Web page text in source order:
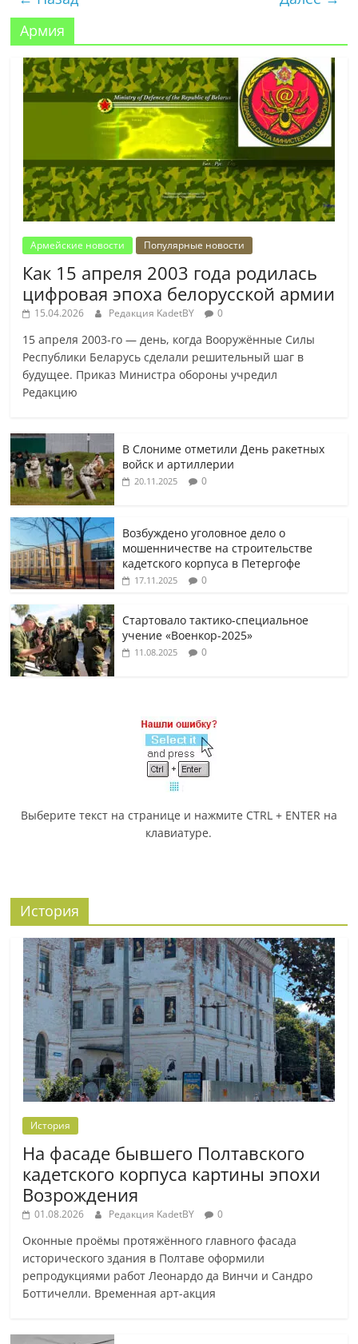
Армия
Армейские новости Популярные новости
Как 15 апреля 2003 года родилась
цифровая эпоха белорусской армии
15.04.2026 Редакция KadetBY 0
15 апреля 2003-го — день, когда Вооружённые Силы
Республики Беларусь сделали решительный шаг в
будущее. Приказ Министра обороны учредил
Редакцию
В Слониме отметили День ракетных
войск и артиллерии
20.11.2025 0
Возбуждено уголовное дело о
мошенничестве на строительстве
кадетского корпуса в Петергофе
17.11.2025 0
Стартовало тактико-специальное
учение «Военкор-2025»
11.08.2025 0
Выберите текст на странице и нажмите CTRL + ENTER на
клавиатуре.
История
История
На фасаде бывшего Полтавского
кадетского корпуса картины эпохи
Возрождения
01.08.2026 Редакция KadetBY 0
Оконные проёмы протяжённого главного фасада
исторического здания в Полтаве оформили
репродукциями работ Леонардо да Винчи и Сандро
Боттичелли. Временная арт-акция